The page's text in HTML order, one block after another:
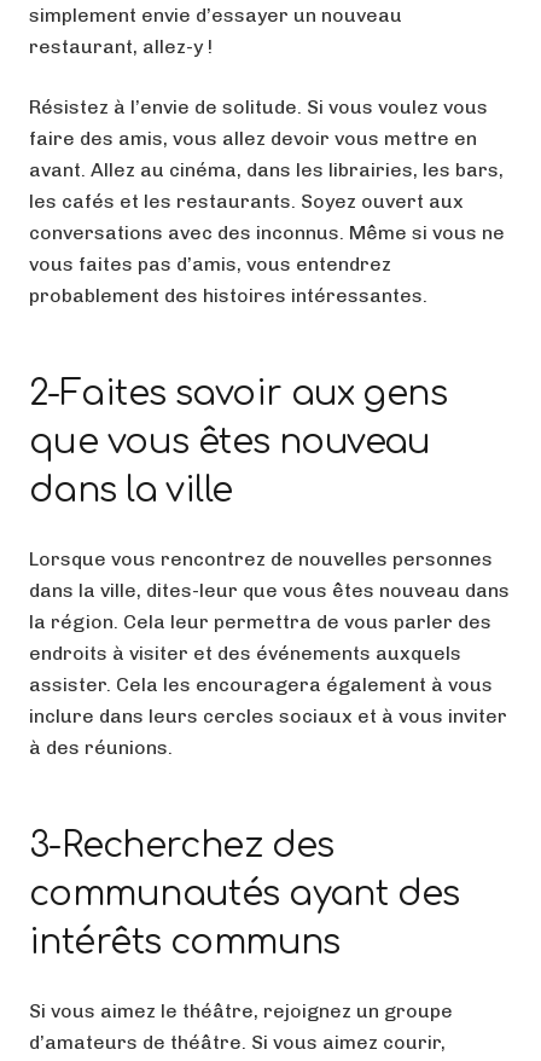
simplement envie d’essayer un nouveau
restaurant, allez-y !
Résistez à l’envie de solitude. Si vous voulez vous
faire des amis, vous allez devoir vous mettre en
avant. Allez au cinéma, dans les librairies, les bars,
les cafés et les restaurants. Soyez ouvert aux
conversations avec des inconnus. Même si vous ne
vous faites pas d’amis, vous entendrez
probablement des histoires intéressantes.
2-Faites savoir aux gens
que vous êtes nouveau
dans la ville
Lorsque vous rencontrez de nouvelles personnes
dans la ville, dites-leur que vous êtes nouveau dans
la région. Cela leur permettra de vous parler des
endroits à visiter et des événements auxquels
assister. Cela les encouragera également à vous
inclure dans leurs cercles sociaux et à vous inviter
à des réunions.
3-Recherchez des
communautés ayant des
intérêts communs
Si vous aimez le théâtre, rejoignez un groupe
d’amateurs de théâtre. Si vous aimez courir,